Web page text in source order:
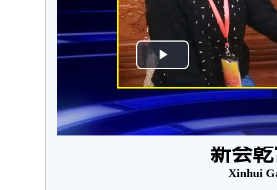
新会
Xinhui